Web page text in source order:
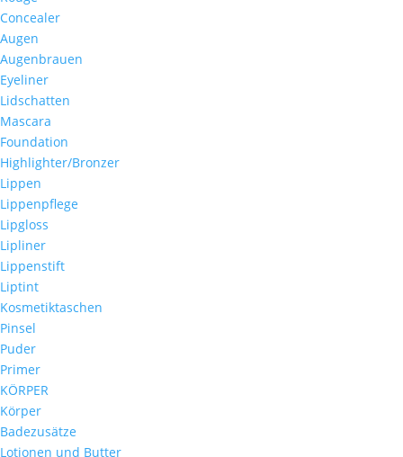
Concealer
Augen
Augenbrauen
Eyeliner
Lidschatten
Mascara
Foundation
Highlighter/Bronzer
Lippen
Lippenpflege
Lipgloss
Lipliner
Lippenstift
Liptint
Kosmetiktaschen
Pinsel
Puder
Primer
KÖRPER
Körper
Badezusätze
Lotionen und Butter